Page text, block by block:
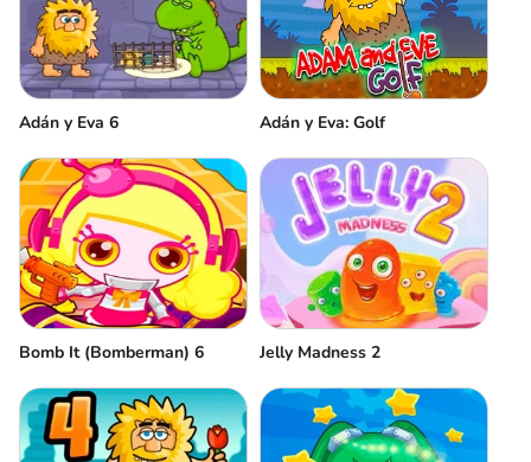
Adán y Eva 6 Adán y Eva: Golf
Bomb It (Bomberman) 6 Jelly Madness 2